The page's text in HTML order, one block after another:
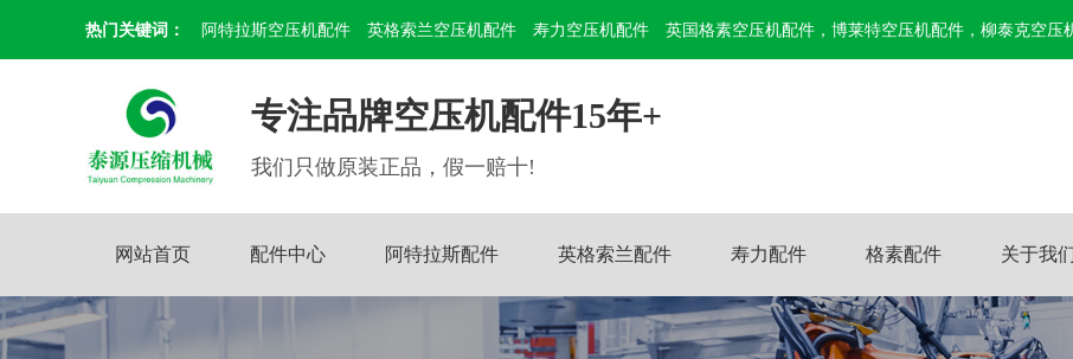
热门关键词： 阿特拉斯空压机配件 英格索兰空压机配件 寿力空压机配件 英国格素空压机配件，博莱特空压机配件，柳泰克空压
专注品牌空压机配件15年+
我们只做原装正品，假一赔十!
网站首页 配件中心 阿特拉斯配件 英格索兰配件 寿力配件 格素配件 关于我